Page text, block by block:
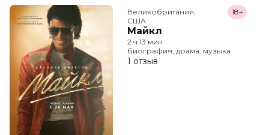
Великобритания,
США
Майкл
18+
2 ч 13 мин
биография, драма, музыка
1 отзыв